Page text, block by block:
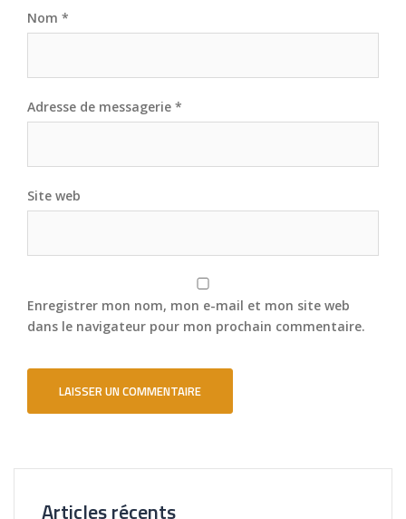
Nom *
Adresse de messagerie *
Site web
Enregistrer mon nom, mon e-mail et mon site web
dans le navigateur pour mon prochain commentaire.
Articles récents